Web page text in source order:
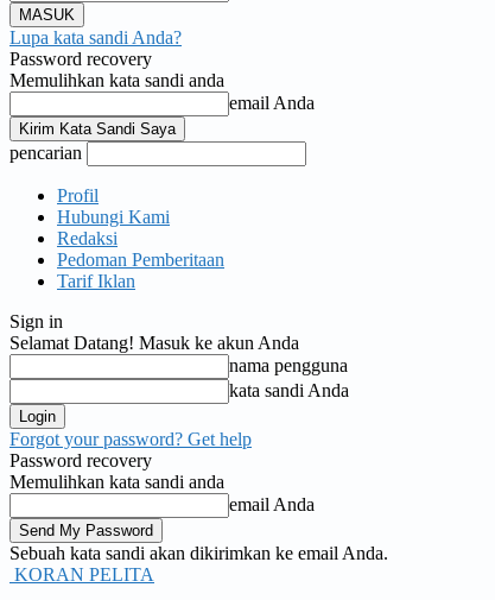
Lupa kata sandi Anda?
Password recovery
Memulihkan kata sandi anda
email Anda
pencarian
Profil
Hubungi Kami
Redaksi
Pedoman Pemberitaan
Tarif Iklan
Sign in
Selamat Datang! Masuk ke akun Anda
nama pengguna
kata sandi Anda
Forgot your password? Get help
Password recovery
Memulihkan kata sandi anda
email Anda
Sebuah kata sandi akan dikirimkan ke email Anda.
KORAN PELITA